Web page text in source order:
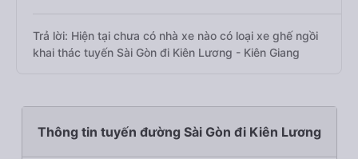
Trả lời: Hiện tại chưa có nhà xe nào có loại xe ghế ngồi
khai thác tuyến Sài Gòn đi Kiên Lương - Kiên Giang
Thông tin tuyến đường Sài Gòn đi Kiên Lương